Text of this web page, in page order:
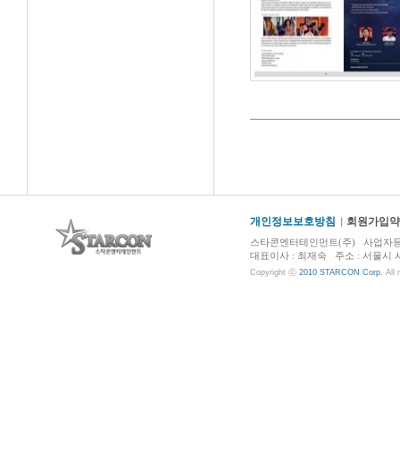
개인정보보호방침 회원가입
스타콘엔터테인먼트(주) 사업자
대표이사 : 최재숙 주소 : 서울시
Copyright ⓒ 2010 STARCON Corp. All